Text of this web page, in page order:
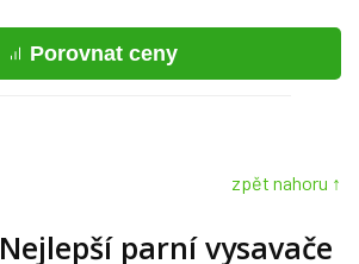
Porovnat ceny
zpět nahoru ↑
Nejlepší parní vysavače